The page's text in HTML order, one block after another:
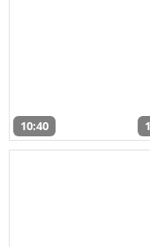
10:40